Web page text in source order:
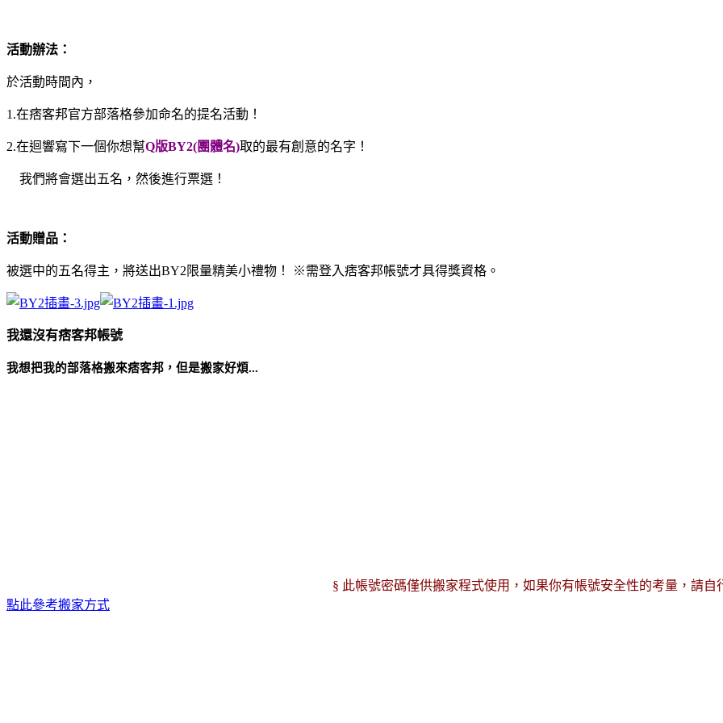
活動辦法：
於活動時間內，
1.在痞客邦官方部落格參加命名的提名活動！
2.在迴響寫下一個你想幫Q版BY2(團體名)取的最有創意的名字！
我們將會選出五名，然後進行票選！
活動贈品：
被選中的五名得主，將送出BY2 限量精美小禮物！ ※需登入痞客邦帳號才具得獎資格。
我還沒有痞客邦帳號
我想把我的部落格搬來痞客邦，但是搬家好煩...
§ 此帳號密碼僅供搬家程式使用，如果你有帳號安全性的考量，請自
點此參考搬家方式